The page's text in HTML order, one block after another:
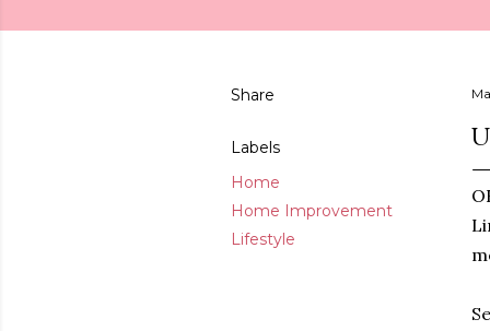
Share
Labels
Home
Home Improvement
Lifestyle